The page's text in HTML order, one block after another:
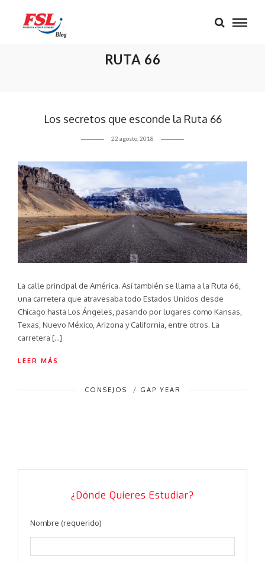
RUTA 66
Los secretos que esconde la Ruta 66
22 agosto, 2018
La calle principal de América. Así también se llama a la Ruta 66,
una carretera que atravesaba todo Estados Unidos desde
Chicago hasta Los Ángeles, pasando por lugares como Kansas,
Texas, Nuevo México, Arizona y California, entre otros. La
carretera […]
LEER MÁS
CONSEJOS / GAP YEAR
¿Dónde Quieres Estudiar?
Nombre (requerido)